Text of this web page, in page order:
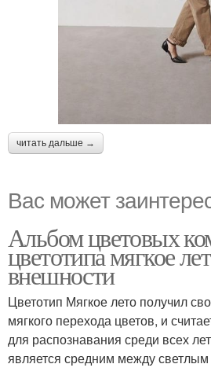
читать дальше →
Вас может
Альбом цветовых
цветотипа мягкое
внешности
Цветотип Мягкое лето получил
мягкого перехода цветов, и
для распознавания среди всех
является средним между